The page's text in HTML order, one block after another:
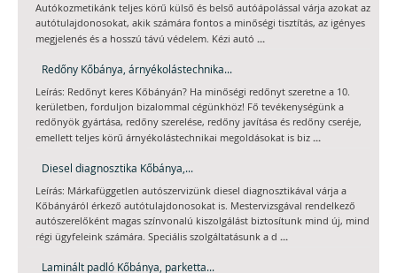
Autókozmetikánk teljes körű külső és belső autóápolással várja azokat az
autótulajdonosokat, akik számára fontos a minőségi tisztítás, az igényes
megjelenés és a hosszú távú védelem. Kézi autó ...
Redőny Kőbánya, árnyékolástechnika...
Leírás: Redőnyt keres Kőbányán? Ha minőségi redőnyt szeretne a 10.
kerületben, forduljon bizalommal cégünkhöz! Fő tevékenységünk a
redőnyök gyártása, redőny szerelése, redőny javítása és redőny cseréje,
emellett teljes körű árnyékolástechnikai megoldásokat is biz ...
Diesel diagnosztika Kőbánya,...
Leírás: Márkafüggetlen autószervizünk diesel diagnosztikával várja a
Kőbányáról érkező autótulajdonosokat is. Mestervizsgával rendelkező
autószerelőként magas színvonalú kiszolgálást biztosítunk mind új, mind
régi ügyfeleink számára. Speciális szolgáltatásunk a d ...
Laminált padló Kőbánya, parketta...